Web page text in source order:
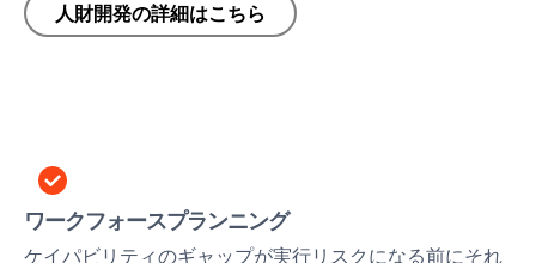
人財開発の詳細はこちら
ワークフォースプランニング
ケイパビリティのギャップが実行リスクになる前にそれ